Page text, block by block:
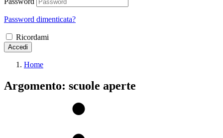
Password dimenticata?
Ricordami
Accedi
Home
Argomento: scuole aperte